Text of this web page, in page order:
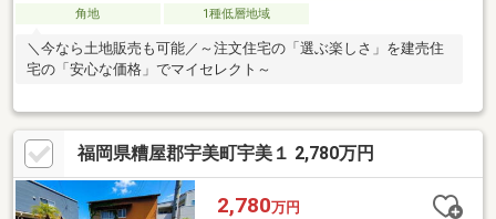
角地
1種低層地域
＼今なら土地販売も可能／～注文住宅の「選ぶ楽しさ」を建売住
宅の「安心な価格」でマイセレクト～
福岡県糟屋郡宇美町宇美１ 2,780万円
2,780万円